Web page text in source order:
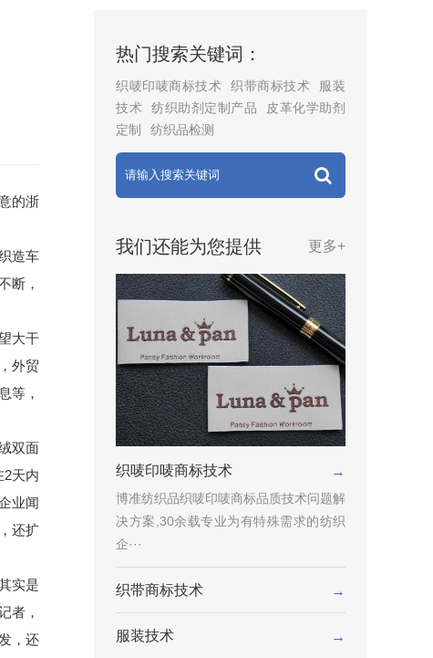
的浙
造车
断，
大干
外贸
等，
双面
2天内
业闻
还扩
实是
者，
，还
热门搜索关键词：
织唛印唛商标技术 织带商标技术
服装
技术
纺织助剂定制产品
皮革化学助剂
定制
纺织品检测
我们还能为您提供 更多+
织唛印唛商标技术 →
博准纺织品织唛印唛商标品质技术问题解
决方案,30余载专业为有特殊需求的纺织
企···
织带商标技术 →
服装技术 →